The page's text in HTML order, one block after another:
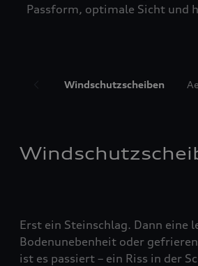
Passform, optimale Sicht und
Windschutzscheiben
Erst ein Steinschlag. Dann eine
Bodenunebenheit oder
ist es passiert – ein Riss in der